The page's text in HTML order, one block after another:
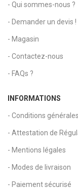
- Qui sommes-nous ?
- Demander un devis !
- Magasin
- Contactez-nous
- FAQs ?
INFORMATIONS
- Conditions
- Attestation de
- Mentions légales
- Modes de livraison
- Paiement sécurisé